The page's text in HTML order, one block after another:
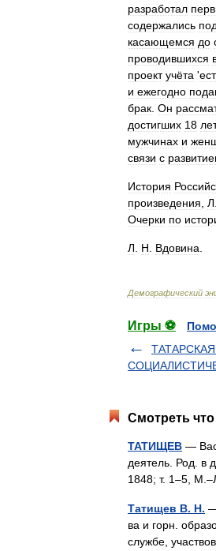
разработал
содержались
касающемся до
проводившихся
проект учёта '
и ежегодно
брак Он
достигших 18
мужчинах и
связи с
История
произведения Л
Очерки по
Л Н Вдовина
Демографический
Игры ⚽
Смотреть
ТАТИЩЕВ —
деятель. Род. в
1848; т. 1–5,
Татищев В. Н.
ва и горн.
службе,